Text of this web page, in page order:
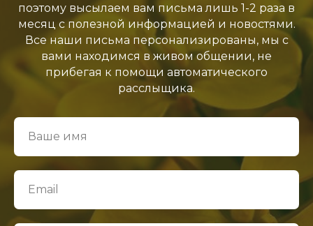
поэтому высылаем вам письма лишь 1-2 раза в
месяц с полезной информацией и новостями.
Все наши письма персонализированы, мы с
вами находимся в живом общении, не
прибегая к помощи автоматического
расслыщика.